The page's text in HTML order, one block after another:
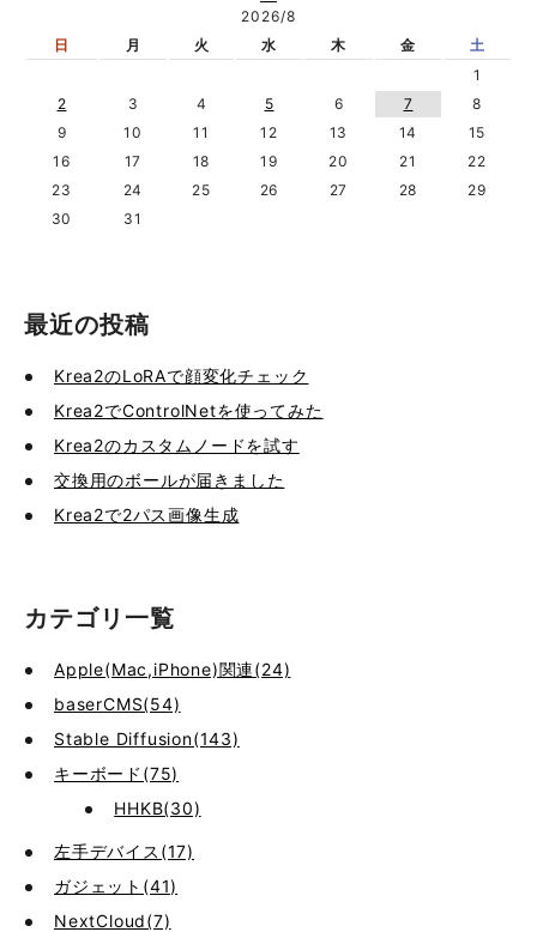
2026/8
日
月 火 水 木 金
土
1
2
3 4 5 6 7
8
9
10 11 12 13 14
15
16
17 18 19 20 21
22
23
24 25 26 27 28
29
30
31
最近の投稿
Krea2のLoRAで顔変化チェック
Krea2でControlNetを使ってみた
Krea2のカスタムノードを試す
交換用のボールが届きました
Krea2で2パス画像生成
カテゴリ一覧
Apple(Mac,iPhone)関連(24)
baserCMS(54)
Stable Diffusion(143)
キーボード(75)
HHKB(30)
左手デバイス(17)
ガジェット(41)
NextCloud(7)